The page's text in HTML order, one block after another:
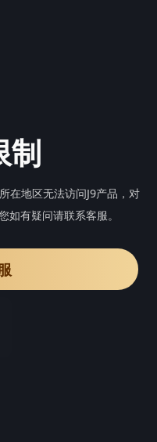
制
在地区无法访问J9产品，对
如有疑问请联系客服。